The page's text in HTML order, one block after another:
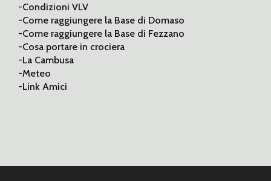
-Condizioni VLV
-Come raggiungere la Base di Domaso
-Come raggiungere la Base di Fezzano
-Cosa portare in crociera
-La Cambusa
-Meteo
-Link Amici